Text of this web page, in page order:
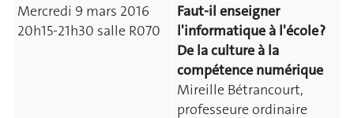
Mercredi 9 mars 2016
20h15-21h30 salle R070
Faut-il enseigner
l'informatique à l'école ?
De la culture à la
compétence numérique
Mireille Bétrancourt,
professeure ordinaire